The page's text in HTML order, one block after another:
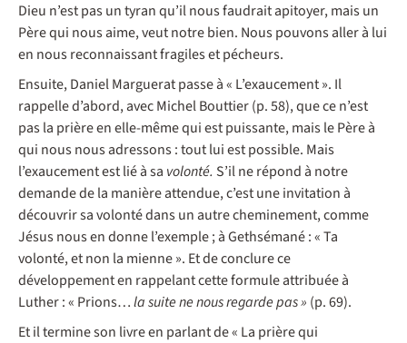
Dieu n’est pas un tyran qu’il nous faudrait apitoyer, mais un
Père qui nous aime, veut notre bien. Nous pouvons aller à lui
en nous reconnaissant fragiles et pécheurs.
Ensuite, Daniel Marguerat passe à « L’exaucement ». Il
rappelle d’abord, avec Michel Bouttier (p. 58), que ce n’est
pas la prière en elle-même qui est puissante, mais le Père à
qui nous nous adressons : tout lui est possible. Mais
l’exaucement est lié à sa volonté. S’il ne répond à notre
demande de la manière attendue, c’est une invitation à
découvrir sa volonté dans un autre cheminement, comme
Jésus nous en donne l’exemple ; à Gethsémané : « Ta
volonté, et non la mienne ». Et de conclure ce
développement en rappelant cette formule attribuée à
Luther : « Prions…la suite ne nous regarde pas » (p. 69).
Et il termine son livre en parlant de « La prière qui